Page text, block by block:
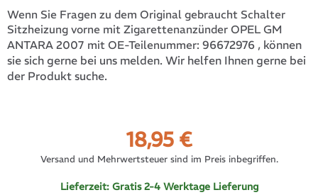
Wenn Sie Fragen zu dem Original gebraucht Schalter
Sitzheizung vorne mit Zigarettenanzünder OPEL GM
ANTARA 2007 mit OE-Teilenummer: 96672976 , können
sie sich gerne bei uns melden. Wir helfen Ihnen gerne bei
der Produkt suche.
18,95 €
Versand und Mehrwertsteuer sind im Preis inbegriffen.
Lieferzeit: Gratis 2-4 Werktage Lieferung